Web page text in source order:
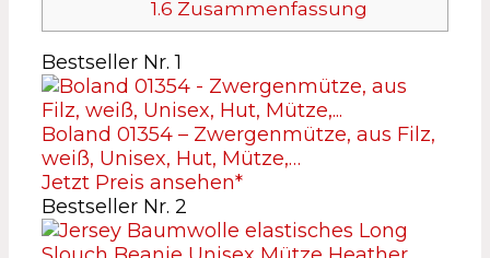
1.6 Zusammenfassung
Bestseller Nr. 1
Boland 01354 – Zwergenmütze, aus Filz,
weiß, Unisex, Hut, Mütze,…
Jetzt Preis ansehen*
Bestseller Nr. 2